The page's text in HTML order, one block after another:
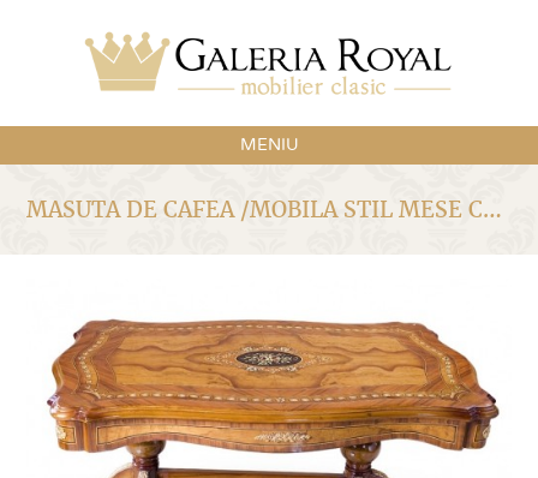
MENIU
MASUTA DE CAFEA /MOBILA STIL MESE COD 1396